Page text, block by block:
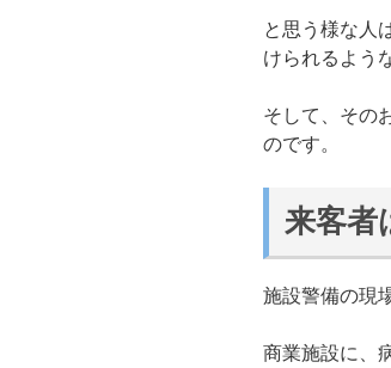
と思う様な人
けられるよう
そして、その
のです。
来客者
施設警備の現
商業施設に、